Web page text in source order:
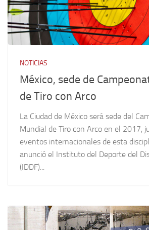
NOTICIAS
México, sede de
de Tiro con Arco
La Ciudad de México será sede del
Mundial de Tiro con Arco en el 2017,
eventos internacionales de esta
anunció el Instituto del Deporte del
(IDDF)...